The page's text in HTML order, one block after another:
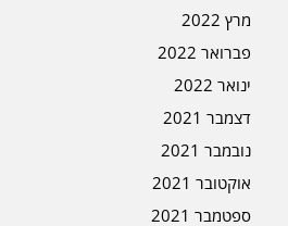
מרץ 2022
פברואר 2022
ינואר 2022
דצמבר 2021
נובמבר 2021
אוקטובר 2021
ספטמבר 2021